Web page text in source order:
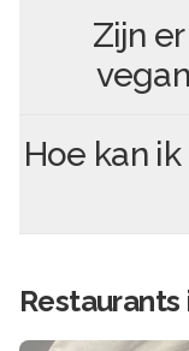
Zijn
Hoe kan